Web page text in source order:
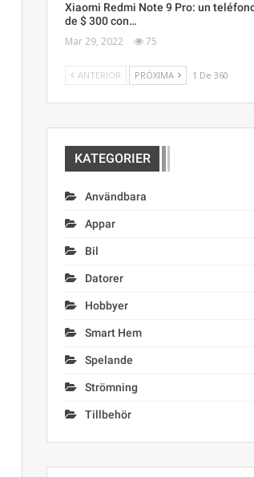
Xiaomi Redmi Note 9 Pro: un
de $ 300 con…
Mar 29, 2022 75
ANTERIOR PRÓXIMA 1 De 360
KATEGORIER
Användbara
Appar
Bil
Datorer
Hobbyer
Smart Hem
Spelande
Strömning
Tillbehör